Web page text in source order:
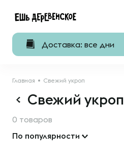
Доставка: все дни
Главная Свежий укроп
Свежий укроп
0 товаров
По популярности